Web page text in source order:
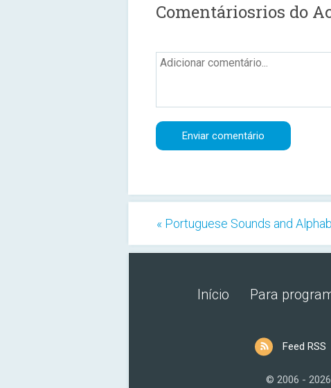
Comentáriosrios do
« Portuguese Sounds and
Início Para
Feed RSS
© 2006 - 2026